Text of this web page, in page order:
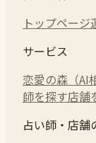
トップページ
サービス
恋愛の森（AI
師を探す店舗
占い師・店舗